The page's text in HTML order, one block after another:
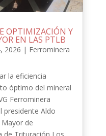
OPTIMIZACIÓN Y
EN LAS PTLB
2026 | Ferrominera
la eficiencia
óptimo del mineral
Ferrominera
presidente Aldo
de